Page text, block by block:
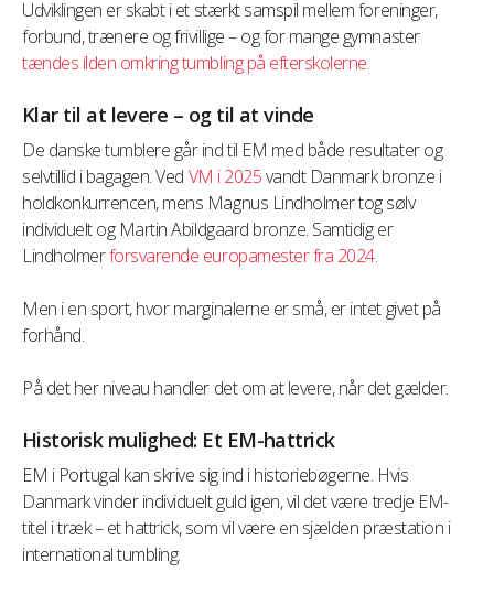
Udviklingen er skabt i et stærkt samspil mellem foreninger,
forbund, trænere og frivillige – og for mange gymnaster
tændes ilden omkring tumbling på efterskolerne.
Klar til at levere – og til at vinde
De danske tumblere går ind til EM med både resultater og
selvtillid i bagagen. Ved VM i 2025vandt Danmark bronze i
holdkonkurrencen, mens Magnus Lindholmer tog sølv
individuelt og Martin Abildgaard bronze. Samtidig er
Lindholmerforsvarende europamester fra 2024.
Men i en sport, hvor marginalerne er små, er intet givet på
forhånd.
På det her niveau handler det om at levere, når det gælder.
Historisk mulighed: Et EM-hattrick
EM i Portugal kan skrive sig ind i historiebøgerne. Hvis
Danmark vinder individuelt guld igen, vil det være tredje EM-
titel i træk – et hattrick, som vil være en sjælden præstation i
international tumbling.